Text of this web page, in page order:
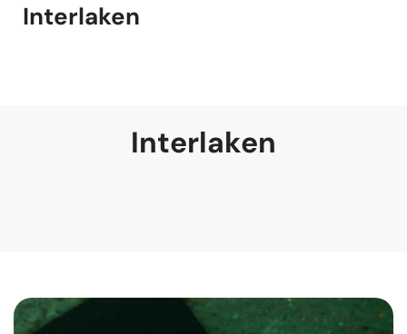
Interlaken
Interlaken